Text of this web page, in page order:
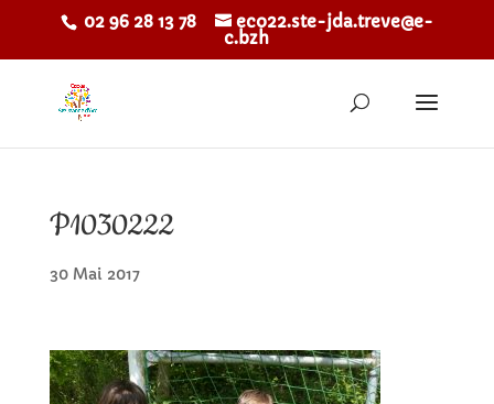
02 96 28 13 78 eco22.ste-jda.treve@e-
c.bzh
P1030222
30 Mai 2017